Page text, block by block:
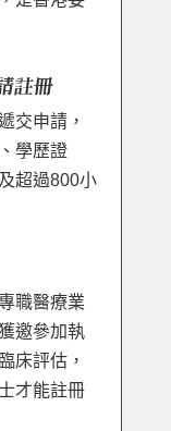
註冊
交申請，
學歷證
超過800小
職醫療業
邀參加執
床評估，
才能註冊